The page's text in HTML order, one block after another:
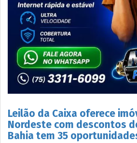
Leilão da Caixa oferece
Nordeste com descontos
Bahia tem 35